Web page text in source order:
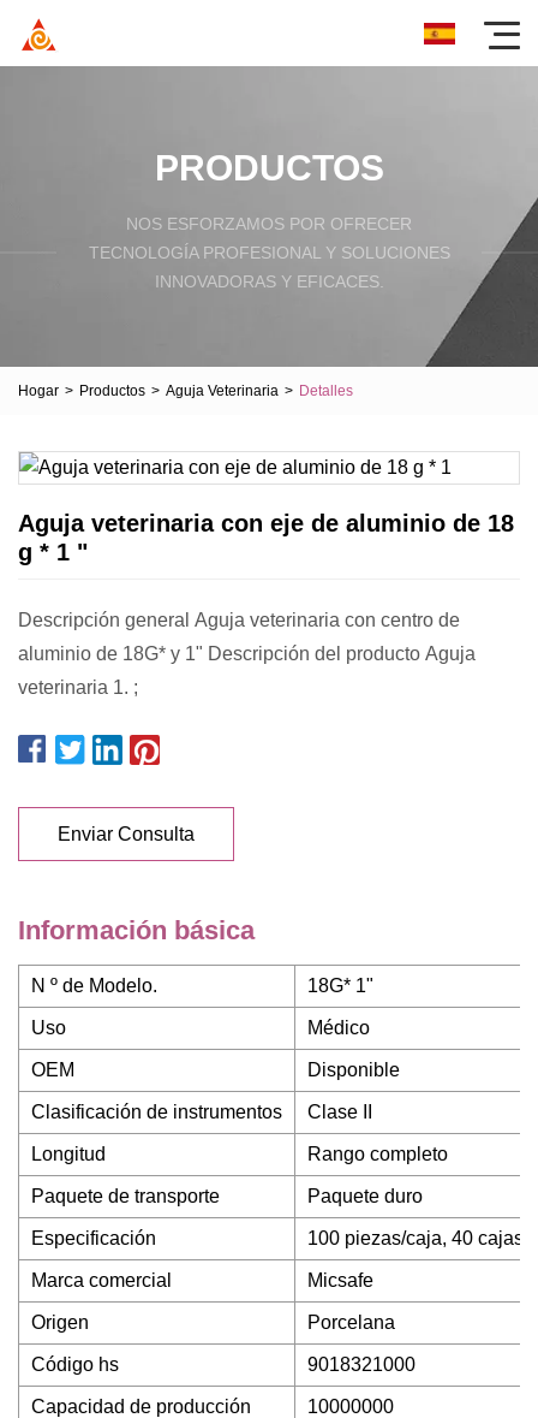
PRODUCTOS
NOS ESFORZAMOS POR OFRECER
TECNOLOGÍA PROFESIONAL Y SOLUCIONES
INNOVADORAS Y EFICACES.
Hogar > Productos > Aguja Veterinaria > Detalles
Aguja veterinaria con eje de aluminio de 18
g * 1 "
Descripción general Aguja veterinaria con centro de
aluminio de 18G* y 1" Descripción del producto Aguja
veterinaria 1. ;
Enviar Consulta
Información básica
N º de Modelo. 18G* 1"
Uso Médico
OEM Disponible
Clasificación de instrumentos Clase II
Longitud Rango completo
Paquete de transporte Paquete duro
Especificación 100 piezas/caja, 40 cajas/
Marca comercial Micsafe
Origen Porcelana
Código hs 9018321000
Capacidad de producción 10000000